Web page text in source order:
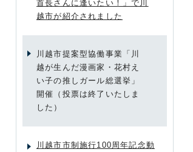
首長さんに逢いたい！」で川
越市が紹介されました
川越市提案型協働事業「川
越が生んだ漫画家・花村え
い子の推しガール総選挙」
開催（投票は終了いたしま
した）
川越市市制施行100周年記念動